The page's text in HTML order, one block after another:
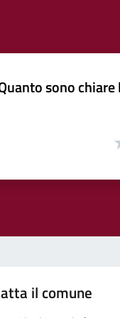
sono
il comune